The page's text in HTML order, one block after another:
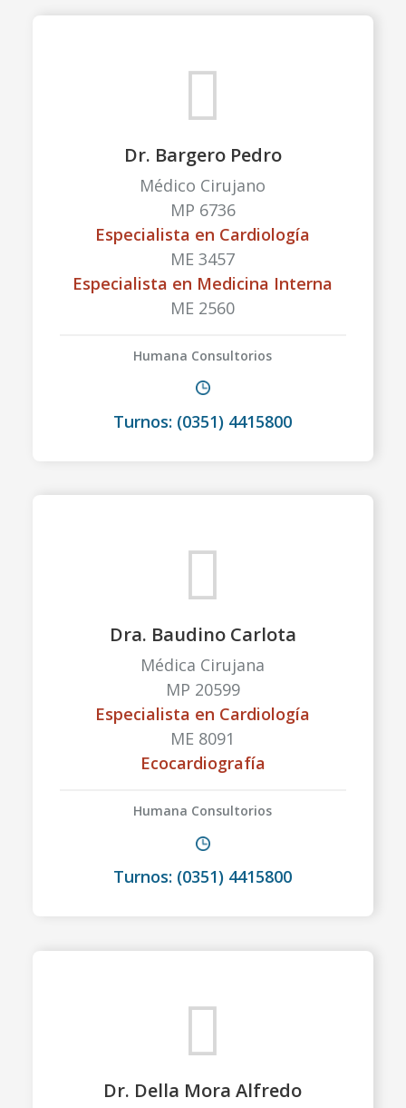
Dr. Bargero Pedro
Médico Cirujano
MP 6736
Especialista en Cardiología
ME 3457
Especialista en Medicina Interna
ME 2560
Humana Consultorios
Turnos: (0351) 4415800
Dra. Baudino Carlota
Médica Cirujana
MP 20599
Especialista en Cardiología
ME 8091
Ecocardiografía
Humana Consultorios
Turnos: (0351) 4415800
Dr. Della Mora Alfredo